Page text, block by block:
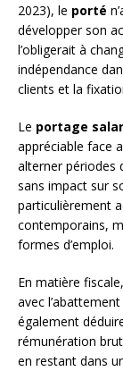
2023), le porté
développer son
l’obligerait à
indépendance
clients et la
Le portage
appréciable face
alterner périodes
sans impact sur
particulièrement
contemporains,
formes d’emploi.
En matière
avec
également
rémunération
en restant dans